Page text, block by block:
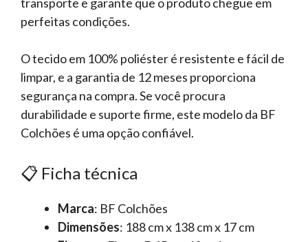
transporte e garante que o produto chegue em
perfeitas condições.
O tecido em 100% poliéster é resistente e fácil de
limpar, e a garantia de 12 meses proporciona
segurança na compra. Se você procura
durabilidade e suporte firme, este modelo da BF
Colchões é uma opção confiável.
📋 Ficha técnica
Marca: BF Colchões
Dimensões: 188 cm x 138 cm x 17 cm